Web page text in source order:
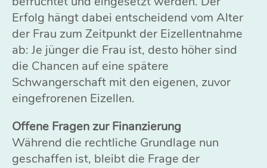
Erfolg hängt dabei entscheidend vom Alter
der Frau zum Zeitpunkt der Eizellentnahme
ab: Je jünger die Frau ist, desto höher sind
die Chancen auf eine spätere
Schwangerschaft mit den eigenen, zuvor
eingefrorenen Eizellen.
Offene Fragen zur Finanzierung
Während die rechtliche Grundlage nun
geschaffen ist, bleibt die Frage der